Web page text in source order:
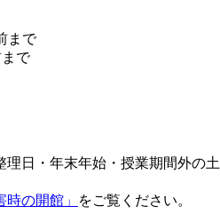
まで
で
理日・年末年始・授業期間外の土
時の開館」 をご覧ください。